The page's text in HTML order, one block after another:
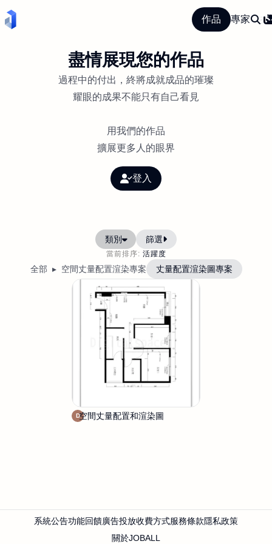
作品 專家
盡情展現您的作品
過程中的付出，終將成就成品的璀璨
耀眼的成果不能只有自己看見
用我們的作品
擴展更多人的眼界
登入
類別 篩選
當前排序: 活躍度
全部 空間丈量配置渲染專案 丈量配置渲染圖專案
D D
p
a
空間丈量配置和渲染圖
系統公告功能回饋廣告投放收費方式服務條款隱私政策
關於JOBALL